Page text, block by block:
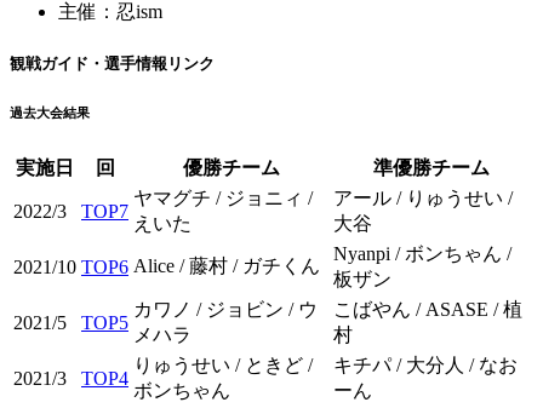
主催：忍ism
観戦ガイド・選手情報リンク
過去大会結果
実施日 回 優勝チーム 準優勝チーム
2022/3 TOP7
ヤマグチ / ジョニィ /
えいた
アール / りゅうせい /
大谷
2021/10 TOP6 Alice / 藤村 / ガチくん
Nyanpi / ボンちゃん /
板ザン
2021/5 TOP5
カワノ / ジョビン / ウ
メハラ
こばやん / ASASE / 植
村
2021/3 TOP4
りゅうせい / ときど /
ボンちゃん
キチパ / 大分人 / なお
ーん